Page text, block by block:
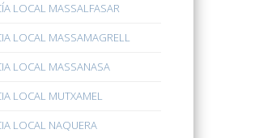
LOCAL MASSALFASAR
LOCAL MASSAMAGRELL
LOCAL MASSANASA
LOCAL MUTXAMEL
LOCAL NAQUERA